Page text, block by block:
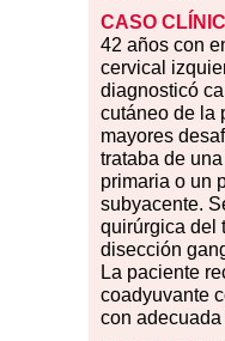
CASO
42 años con
cervical
diagnosticó
cutáneo de la
mayores
trataba de
primaria o un
subyacente.
quirúrgica del
disección
La paciente
coadyuvante
con